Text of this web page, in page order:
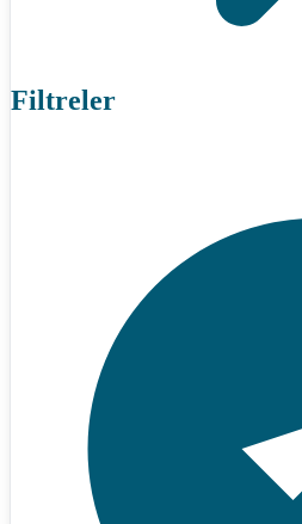
Filtreler